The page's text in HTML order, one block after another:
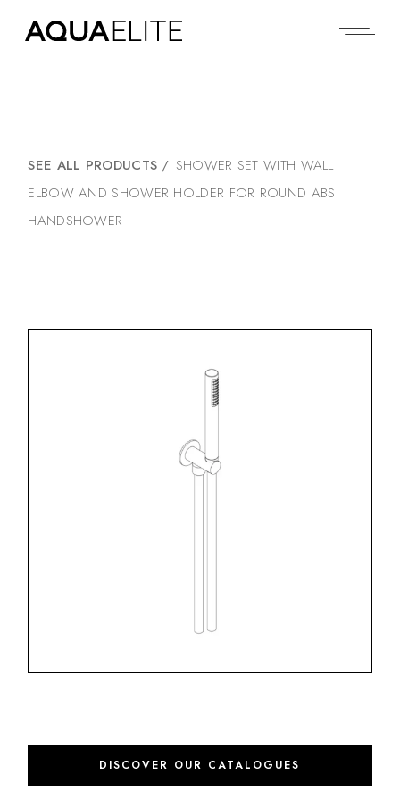
SEE ALL PRODUCTS / SHOWER SET WITH WALL
ELBOW AND SHOWER HOLDER FOR ROUND ABS
HANDSHOWER
DISCOVER OUR CATALOGUES